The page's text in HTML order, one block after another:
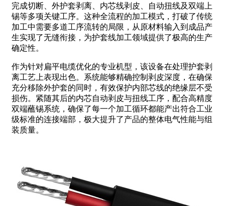
完成切断、外护套剥离、内芯线剥皮、自动扭线及双端上
锡等多项关键工序。这种全流程的加工模式，打破了传统
加工中需要多道工序流转的局限，从原材料输入到成品产
生实现了无缝衔接，为护套线加工领域提供了极高的生产
确定性。
作为针对扁平电缆优化的专业机型，该设备在处理护套剥
离工艺上表现出色。系统能够精确控制剥皮深度，在确保
充分移除外护套的同时，有效保护内部芯线的绝缘层不受
损伤。紧随其后的内芯自动剥皮与扭线工序，配合高精度
双端蘸锡系统，确保了每一个加工循环都能产出符合工业
级标准的连接端部，极大提升了产品的整体电气性能与组
装质量。